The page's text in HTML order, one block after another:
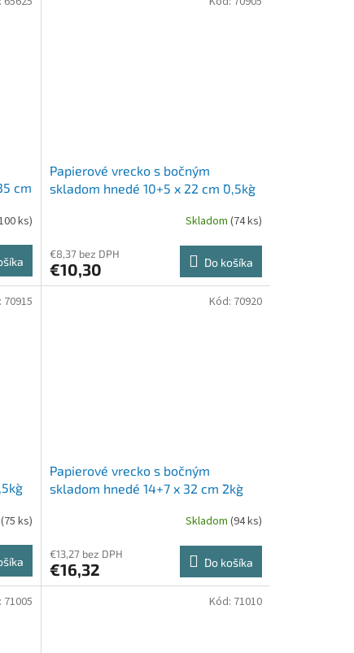
cm
ks)
Papierové vrecko s bočným
skladom hnedé 10+5 x 22 cm `0,5kg`
Skladom (74 ks)
€8,37 bez DPH
€10,30 Do košíka
(75 ks)
70915
Papierové vrecko s bočným
skladom hnedé 14+7 x 32 cm `2kg`
Skladom (94 ks)
€13,27 bez DPH
€16,32 Do košíka
Kód: 70920
71005 Kód: 71010